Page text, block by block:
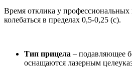
Время отклика у
колебаться в пределах 0,5-0,25 (с).
Тип прицела – подавляющее
оснащаются лазерным